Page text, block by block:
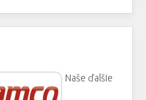
Naše ďalšie